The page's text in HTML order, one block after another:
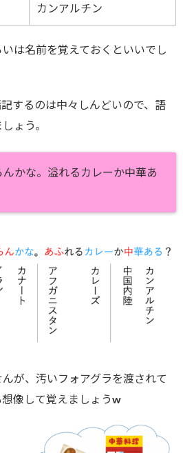
カンアルチン
いは名前を覚えておくといいでし
するのは中々しんどいので、語
ょう。
かな。溢れるカレーか中華あ
が、汚いフォアグラを渡されて
像して覚えましょうw